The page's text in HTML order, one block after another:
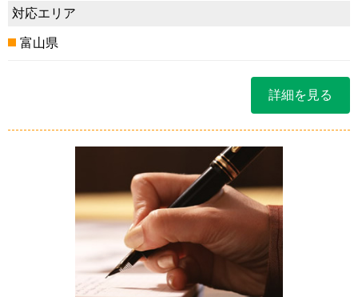
対応エリア
富山県
詳細を見る